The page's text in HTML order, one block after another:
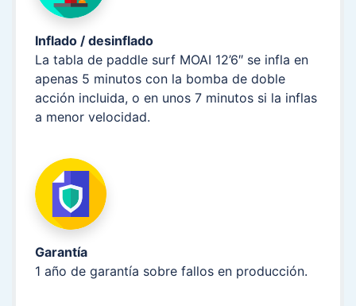
Inflado / desinflado
La tabla de paddle surf MOAI 12’6″ se infla en
apenas 5 minutos con la bomba de doble
acción incluida, o en unos 7 minutos si la inflas
a menor velocidad.
Garantía
1 año de garantía sobre fallos en producción.